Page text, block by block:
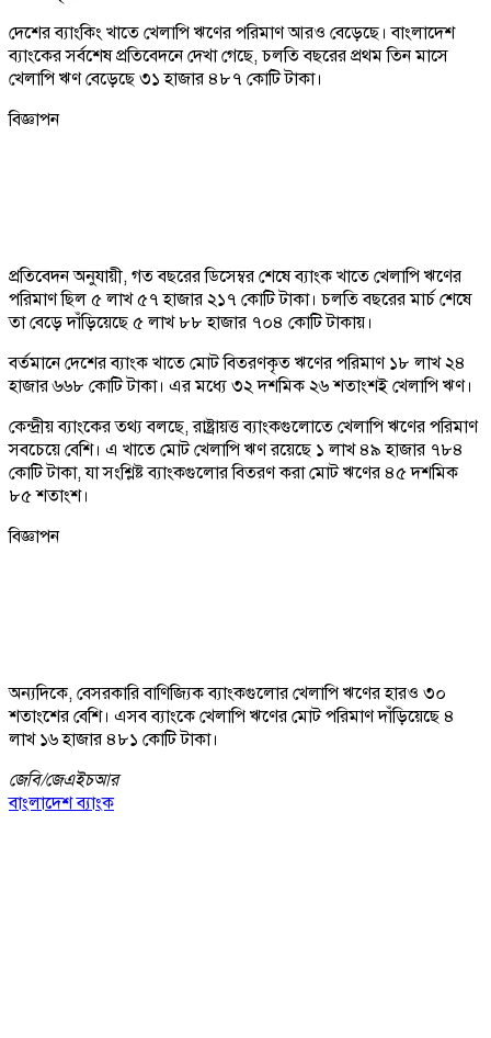
দেশের ব্যাংকিং খাতে খেলাপি ঋণের পরিমাণ আরও বেড়েছে। বাংলাদেশ
ব্যাংকের সর্বশেষ প্রতিবেদনে দেখা গেছে, চলতি বছরের প্রথম তিন মাসে
খেলাপি ঋণ বেড়েছে ৩১ হাজার ৪৮৭ কোটি টাকা।
বিজ্ঞাপন
প্রতিবেদন অনুযায়ী, গত বছরের ডিসেম্বর শেষে ব্যাংক খাতে খেলাপি ঋণের
পরিমাণ ছিল ৫ লাখ ৫৭ হাজার ২১৭ কোটি টাকা। চলতি বছরের মার্চ শেষে
তা বেড়ে দাঁড়িয়েছে ৫ লাখ ৮৮ হাজার ৭০৪ কোটি টাকায়।
বর্তমানে দেশের ব্যাংক খাতে মোট বিতরণকৃত ঋণের পরিমাণ ১৮ লাখ ২৪
হাজার ৬৬৮ কোটি টাকা। এর মধ্যে ৩২ দশমিক ২৬ শতাংশই খেলাপি ঋণ।
কেন্দ্রীয় ব্যাংকের তথ্য বলছে, রাষ্ট্রায়ত্ত ব্যাংকগুলোতে খেলাপি ঋণের পরিমাণ
সবচেয়ে বেশি। এ খাতে মোট খেলাপি ঋণ রয়েছে ১ লাখ ৪৯ হাজার ৭৮৪
কোটি টাকা, যা সংশ্লিষ্ট ব্যাংকগুলোর বিতরণ করা মোট ঋণের ৪৫ দশমিক
৮৫ শতাংশ।
বিজ্ঞাপন
অন্যদিকে, বেসরকারি বাণিজ্যিক ব্যাংকগুলোর খেলাপি ঋণের হারও ৩০
শতাংশের বেশি। এসব ব্যাংকে খেলাপি ঋণের মোট পরিমাণ দাঁড়িয়েছে ৪
লাখ ১৬ হাজার ৪৮১ কোটি টাকা।
জেবি/জেএইচআর
বাংলাদেশ ব্যাংক